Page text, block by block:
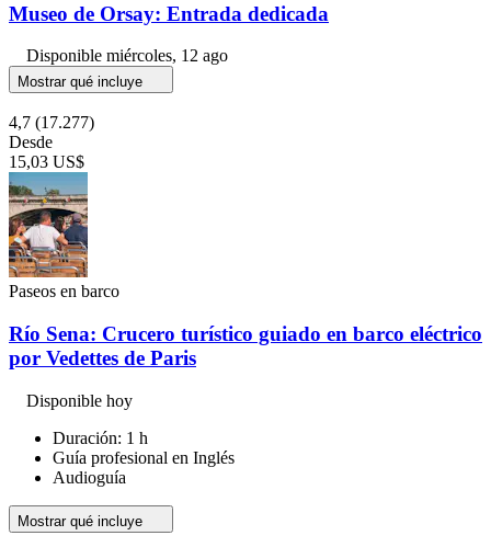
Museo de Orsay: Entrada dedicada
Disponible miércoles, 12 ago
Mostrar qué incluye
4,7 (17.277)
Desde
15,03 US$
Paseos en barco
Río Sena: Crucero turístico guiado en barco eléctrico
por Vedettes de Paris
Disponible hoy
Duración: 1 h
Guía profesional en Inglés
Audioguía
Mostrar qué incluye